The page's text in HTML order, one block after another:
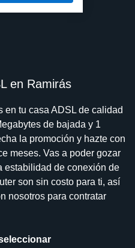
en Ramirás
en tu casa ADSL de calidad
de bajada y 1
la promoción y hazte con
meses. Vas a poder gozar
estabilidad de conexión de
son sin costo para ti, así
nosotros para contratar